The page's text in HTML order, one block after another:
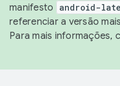
manifesto
android-
referenciar a versão
Para mais informações,